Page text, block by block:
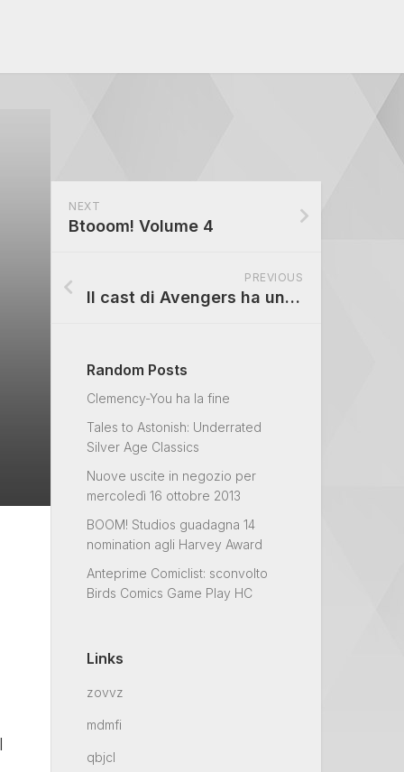
NEXT
Btooom! Volume 4
PREVIOUS
Il cast di Avengers ha un po ‘di divertimento per cantare
Random Posts
Clemency-You ha la fine
Tales to Astonish: Underrated
Silver Age Classics
Nuove uscite in negozio per
mercoledì 16 ottobre 2013
BOOM! Studios guadagna 14
nomination agli Harvey Award
Anteprime Comiclist: sconvolto
Birds Comics Game Play HC
Links
zovvz
mdmfi
qbjcl